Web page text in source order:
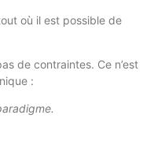
où il est possible de
de contraintes. Ce n’est
: